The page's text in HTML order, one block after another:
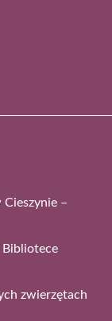
–
Bibliotece
zwierzętach